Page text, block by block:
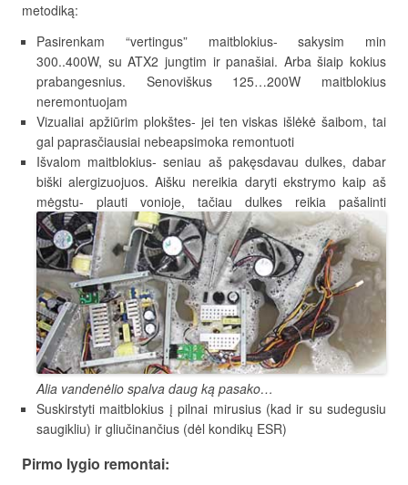
metodiką:
Pasirenkam “vertingus” maitblokius- sakysim min
300..400W, su ATX2 jungtim ir panašiai. Arba šiaip kokius
prabangesnius. Senoviškus 125…200W maitblokius
neremontuojam
Vizualiai apžiūrim plokštes- jei ten viskas išlėkė šaibom, tai
gal paprasčiausiai nebeapsimoka remontuoti
Išvalom maitblokius- seniau aš pakęsdavau dulkes, dabar
biški alergizuojuos. Aišku nereikia daryti ekstrymo kaip aš
mėgstu- plauti vonioje, tačiau dulkes reikia pašalinti
Alia vandenėlio spalva daug ką pasako…
Suskirstyti maitblokius į pilnai mirusius (kad ir su sudegusiu
saugikliu) ir gliučinančius (dėl kondikų ESR)
Pirmo lygio remontai: